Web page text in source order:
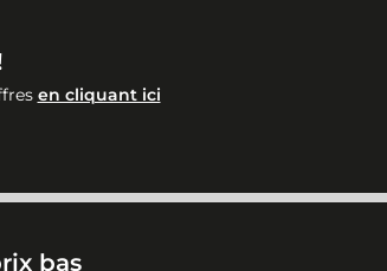
en cliquant ici
bas